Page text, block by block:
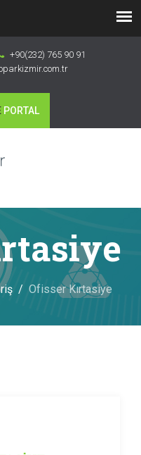
+90(232) 765 90 91
PORTAL
Ofisser Kırtasiye